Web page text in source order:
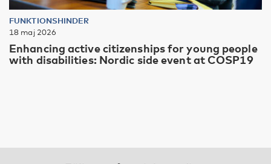
FUNKTIONSHINDER
18 maj 2026
Enhancing active citizenships for young people
with disabilities: Nordic side event at COSP19